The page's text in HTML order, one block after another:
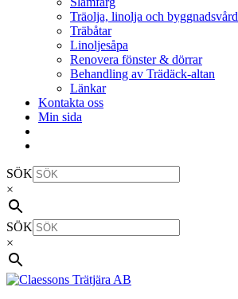
Träolja, linolja och byggnadsvård
Träbåtar
Linoljesåpa
Renovera fönster & dörrar
Behandling av Trädäck-altan
Länkar
Kontakta oss
Min sida
SÖK
×
SÖK
×